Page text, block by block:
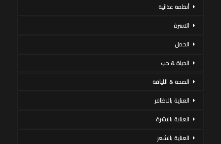
أنظمة غذائية
الاسرة
الحمل
الحياة & حب
الصحة & اللياقة
العناية بالاظافر
العناية بالبشرة
العناية بالشعر